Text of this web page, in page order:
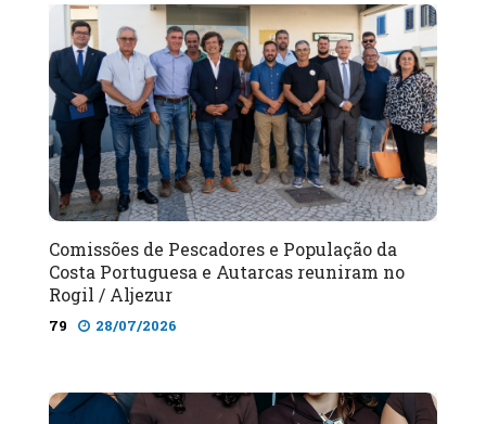
Comissões de Pescadores e População da
Costa Portuguesa e Autarcas reuniram no
Rogil / Aljezur
79 28/07/2026